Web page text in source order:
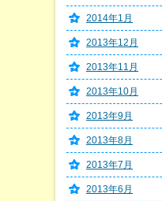
2014年1月
2013年12月
2013年11月
2013年10月
2013年9月
2013年8月
2013年7月
2013年6月